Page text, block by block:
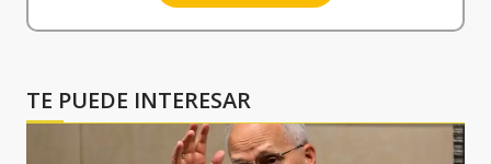
TE PUEDE INTERESAR